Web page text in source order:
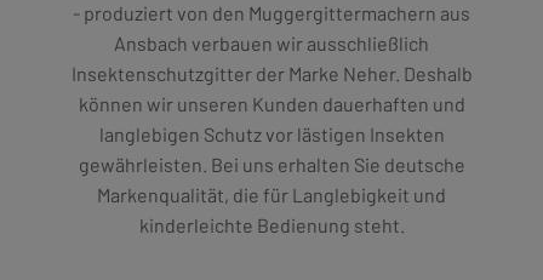
- produziert von den Muggergittermachern aus
Ansbach verbauen wir ausschließlich
Insektenschutzgitter der Marke Neher. Deshalb
können wir unseren Kunden dauerhaften und
langlebigen Schutz vor lästigen Insekten
gewährleisten. Bei uns erhalten Sie deutsche
Markenqualität, die für Langlebigkeit und
kinderleichte Bedienung steht.